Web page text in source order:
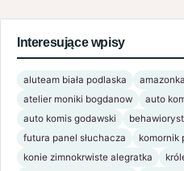
Interesujące wpisy
aluteam biała podlaska
atelier moniki bogdanow
auto
auto komis godawski
futura panel słuchacza
komornik
konie zimnokrwiste alegratka